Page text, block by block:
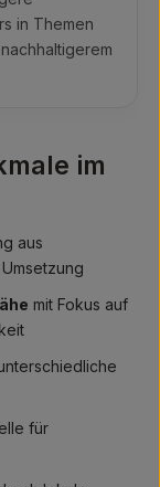
in Themen
im
aus
mit Fokus auf
für